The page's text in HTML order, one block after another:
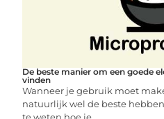
De beste manier om een goede
vinden
Wanneer je gebruik moet
natuurlijk wel de beste